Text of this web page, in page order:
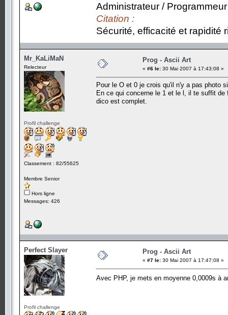
Administrateur /
Citation :
Sécurité, efficacité et rapidité
Mr_KaLiMaN
Relecteur
Profil challenge
Classement : 82/55625
Membre Senior
Hors ligne
Messages: 426
Prog - Ascii Art
« #6 le: 30 Mai 2007 à 17:43:08 »
Pour le O et 0 je crois qu'il n'y a pas photo
En ce qui concerne le 1 et le l, il te suffit
dico est complet.
Perfect Slayer
Profil challenge
Prog - Ascii Art
« #7 le: 30 Mai 2007 à 17:47:08 »
Avec PHP, je mets en moyenne 0,0009s à